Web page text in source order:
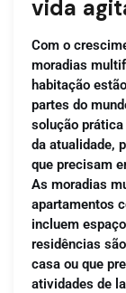
vida
Com o
moradias
habitação
partes do
solução
da atualidade,
que precisam
As moradias
apartamentos
incluem
residências
casa ou que
atividades de